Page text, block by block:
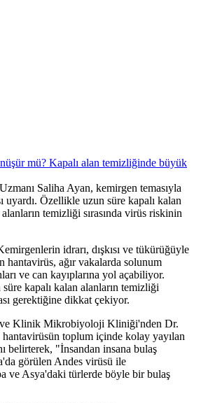
Saliha Ayan, kemirgen temasıyla
uyardı. Özellikle uzun süre kapalı kalan
temizliği sırasında virüs riskinin
idrarı, dışkısı ve tükürüğüyle
hantavirüs, ağır vakalarda solunum
ve can kayıplarına yol açabiliyor.
kapalı kalan alanların temizliği
gerektiğine dikkat çekiyor.
ve Klinik Mikrobiyoloji Kliniği'nden Dr.
toplum içinde kolay yayılan
belirterek, "İnsandan insana bulaş
görülen Andes virüsü ile
ve Asya'daki türlerde böyle bir bulaş